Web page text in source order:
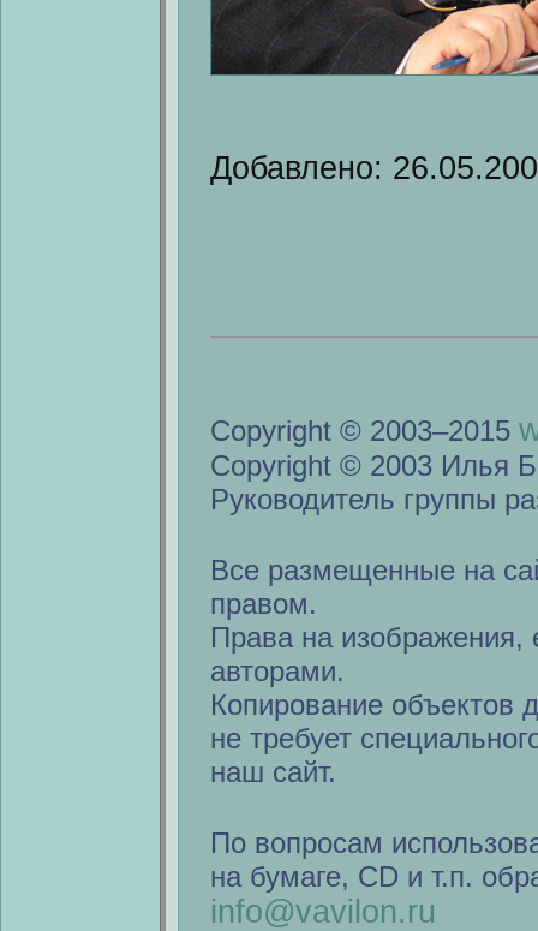
Добавлено:
Copyright © 2003–2015
Copyright © 2003 Илья
Руководитель группы
Все размещенные на
правом.
Права на изображения,
авторами.
Копирование объектов
не требует
наш сайт.
По вопросам
на бумаге, CD и т.п.
info@vavilon.ru